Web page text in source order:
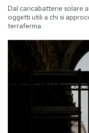
Dal caricabatterie solare
oggetti utili a chi si
terraferma